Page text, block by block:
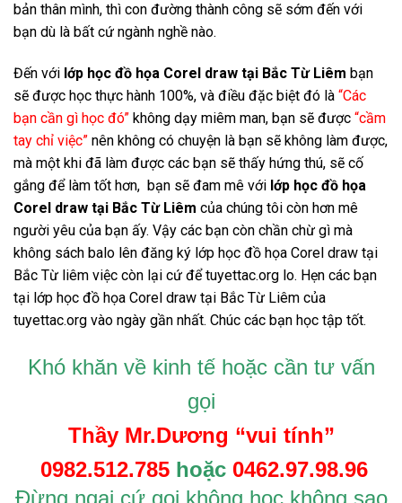
bản thân mình, thì con đường thành công sẽ sớm đến với
bạn dù là bất cứ ngành nghề nào.
Đến với lớp học đồ họa Corel draw tại Bắc Từ Liêm bạn
sẽ được học thực hành 100%, và điều đặc biệt đó là “Các
bạn cần gì học đó” không dạy miêm man, bạn sẽ được “cầm
tay chỉ việc” nên không có chuyện là bạn sẽ không làm được,
mà một khi đã làm được các bạn sẽ thấy hứng thú, sẽ cố
gắng để làm tốt hơn, bạn sẽ đam mê với lớp học đồ họa
Corel draw tại Bắc Từ Liêm của chúng tôi còn hơn mê
người yêu của bạn ấy. Vậy các bạn còn chần chừ gì mà
không sách balo lên đăng ký lớp học đồ họa Corel draw tại
Bắc Từ liêm việc còn lại cứ để tuyettac.org lo. Hẹn các bạn
tại lớp học đồ họa Corel draw tại Bắc Từ Liêm của
tuyettac.org vào ngày gần nhất. Chúc các bạn học tập tốt.
Khó khăn vềkinh tếhoặc cần tưvấn
gọi
Thầy Mr.Dương “vui tính”
0982.512.785 hoặc 0462.97.98.96
Đừng ngại cứ gọi không học không sao